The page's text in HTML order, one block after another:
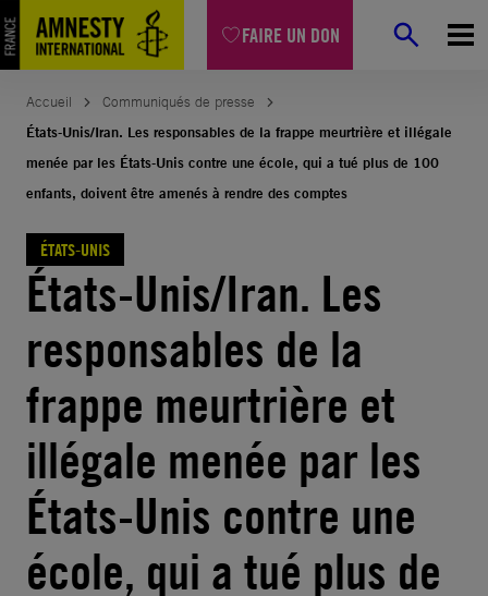
FAIRE UN DON
Aller
au
contenu
Accueil
Communiqués de presse
États-Unis/Iran. Les responsables de la frappe meurtrière et illégale
menée par les États-Unis contre une école, qui a tué plus de 100
enfants, doivent être amenés à rendre des comptes
ÉTATS-UNIS
États-Unis/Iran. Les
responsables de la
frappe meurtrière et
illégale menée par les
États-Unis contre une
école, qui a tué plus de